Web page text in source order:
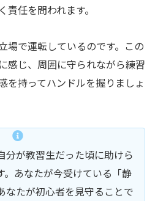
任を問われます。
場で運転しているのです。この
感じ、周囲に守られながら練習
を持ってハンドルを握りましょ
分が教習生だった頃に助けら
。あなたが今受けている「静
なたが初心者を見守ることで